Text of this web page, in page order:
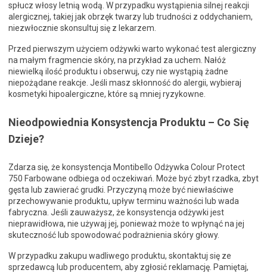
spłucz włosy letnią wodą. W przypadku wystąpienia silnej reakcji
alergicznej, takiej jak obrzęk twarzy lub trudności z oddychaniem,
niezwłocznie skonsultuj się z lekarzem.
Przed pierwszym użyciem odżywki warto wykonać test alergiczny
na małym fragmencie skóry, na przykład za uchem. Nałóż
niewielką ilość produktu i obserwuj, czy nie wystąpią żadne
niepożądane reakcje. Jeśli masz skłonność do alergii, wybieraj
kosmetyki hipoalergiczne, które są mniej ryzykowne.
Nieodpowiednia Konsystencja Produktu – Co Się
Dzieje?
Zdarza się, że konsystencja Montibello Odżywka Colour Protect
750 Farbowane odbiega od oczekiwań. Może być zbyt rzadka, zbyt
gęsta lub zawierać grudki. Przyczyną może być niewłaściwe
przechowywanie produktu, upływ terminu ważności lub wada
fabryczna. Jeśli zauważysz, że konsystencja odżywki jest
nieprawidłowa, nie używaj jej, ponieważ może to wpłynąć na jej
skuteczność lub spowodować podrażnienia skóry głowy.
W przypadku zakupu wadliwego produktu, skontaktuj się ze
sprzedawcą lub producentem, aby zgłosić reklamację. Pamiętaj,